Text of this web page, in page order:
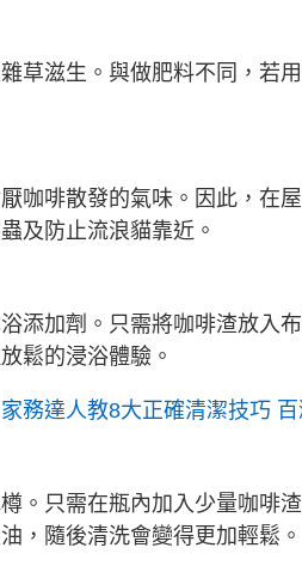
草滋生。與做肥料不同，若
咖啡散發的氣味。因此，在
及防止流浪貓靠近。
添加劑。只需將咖啡渣放入
鬆的浸浴體驗。
務達人教8大正確清潔技巧
。只需在瓶內加入少量咖啡
，隨後清洗會變得更加輕鬆。